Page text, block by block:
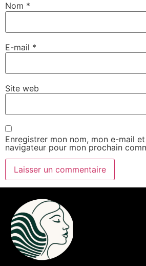
Nom *
E-mail *
Site web
Enregistrer mon nom, mon e-mail
navigateur pour mon prochain